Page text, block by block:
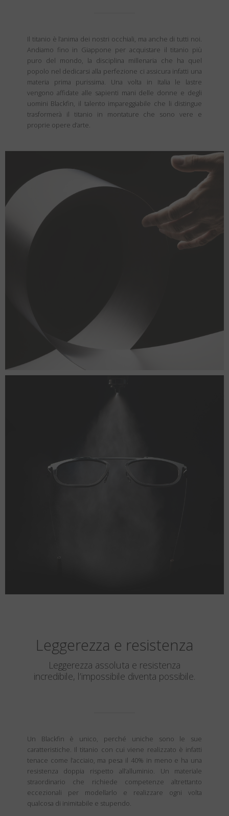
Il titanio è l’anima dei nostri occhiali, ma anche di tutti noi.
Andiamo fino in Giappone per acquistare il titanio più
puro del mondo, la disciplina millenaria che ha quel
popolo nel dedicarsi alla perfezione ci assicura infatti una
materia prima purissima. Una volta in Italia le lastre
vengono affidate alle sapienti mani delle donne e degli
uomini Blackfin, il talento impareggiabile che li distingue
trasformerà il titanio in montature che sono vere e
proprie opere d’arte.
Leggerezza e resistenza
Leggerezza assoluta e resistenza
incredibile, l’impossibile diventa possibile.
Un Blackfin è unico, perché uniche sono le sue
caratteristiche. Il titanio con cui viene realizzato è infatti
tenace come l’acciaio, ma pesa il 40% in meno e ha una
resistenza doppia rispetto all’alluminio. Un materiale
straordinario che richiede competenze altrettanto
eccezionali per modellarlo e realizzare ogni volta
qualcosa di inimitabile e stupendo.